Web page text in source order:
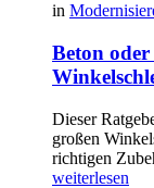
in
Beton
Dieser
großen
richtigen
weiterlesen